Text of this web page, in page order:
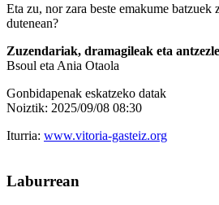
Eta zu, nor zara beste emakume batzuek
dutenean?
Zuzendariak, dramagileak eta
Bsoul eta Ania Otaola
Gonbidapenak eskatzeko datak
Noiztik: 2025/09/08 08:30
Iturria: www.vitoria-gasteiz.org
Laburrean